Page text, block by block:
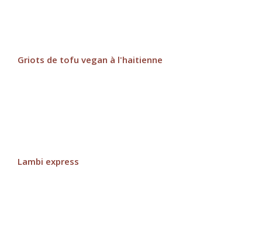
Griots de tofu vegan à l'haitienne
Lambi express